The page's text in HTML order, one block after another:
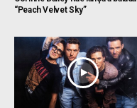
“Peach Velvet Sky”